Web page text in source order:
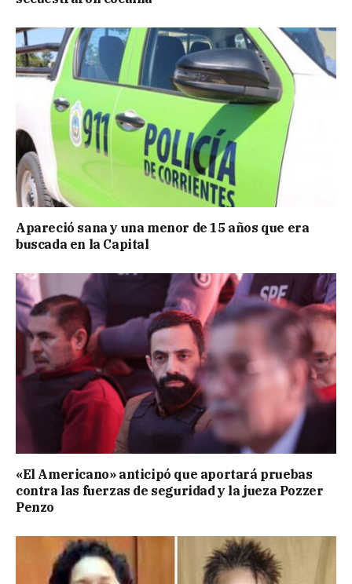
Apareció sana y una menor de 15 años que era
buscada en la Capital
«El Americano» anticipó que aportará pruebas
contra las fuerzas de seguridad y la jueza Pozzer
Penzo